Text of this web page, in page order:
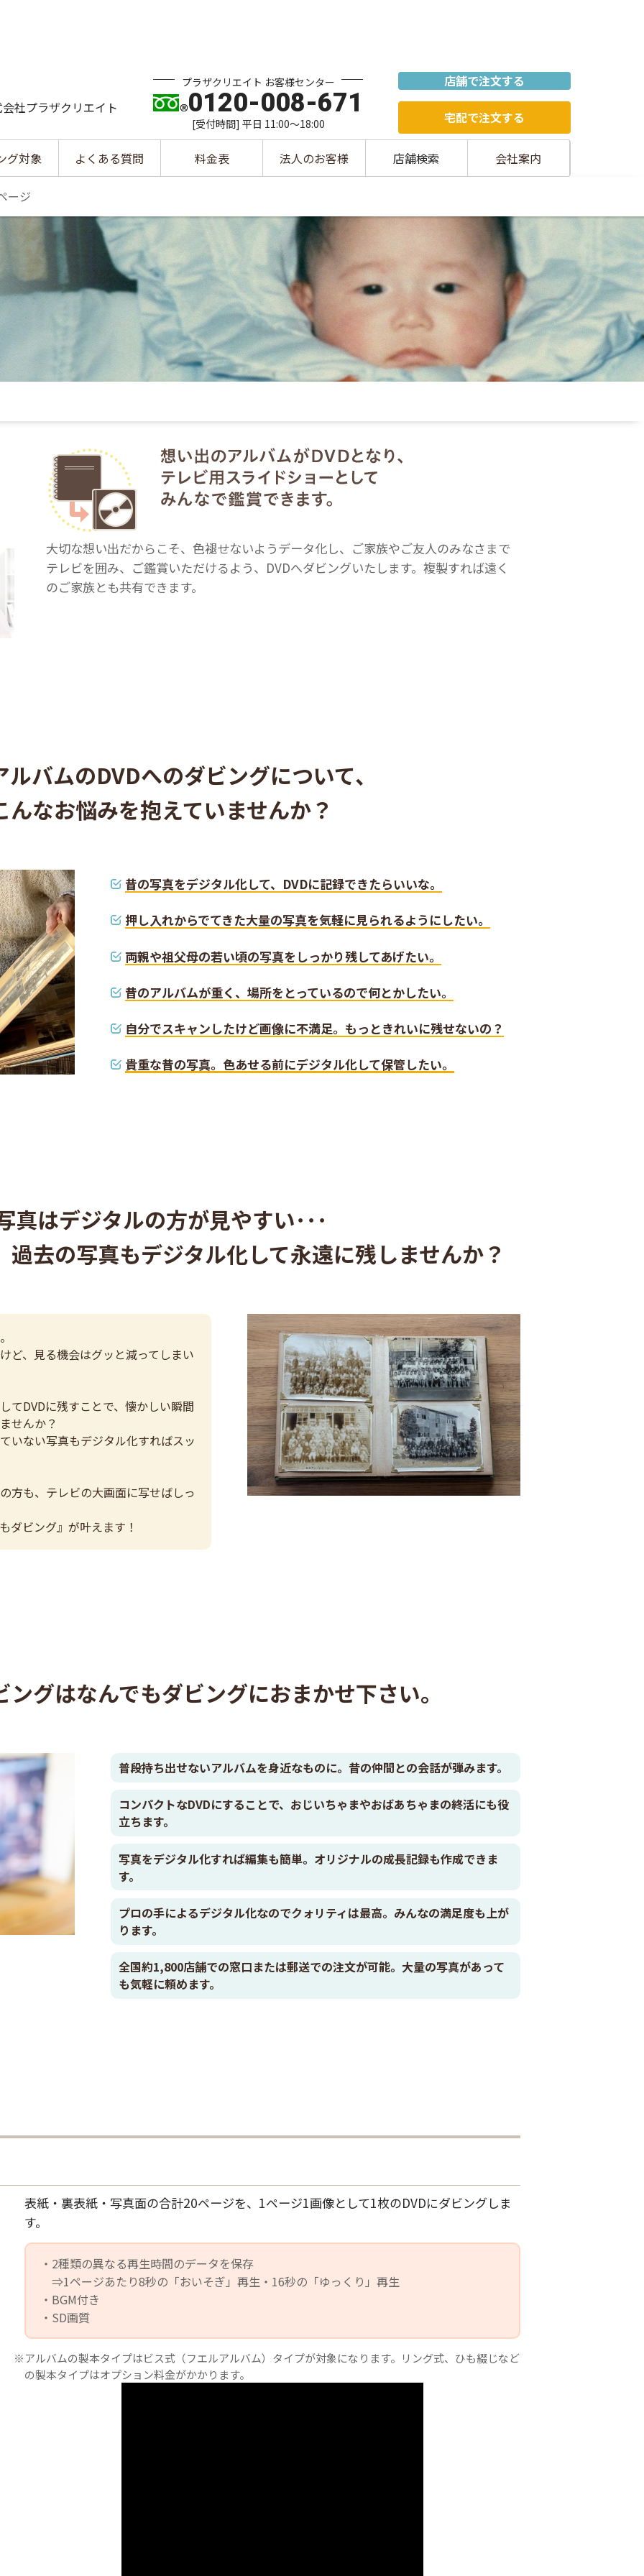
社プラザクリエイト
プラザクリエイト お客様センター
0120-008-671
[受付時間] 平日 11:00～18:00
店舗で注文する
宅配で注文する
グ対象 よくある質問 料金表 法人のお客様 店舗検索 会社案内
ージ
大切な想い出だからこそ、色褪せないようデータ化し、ご家族やご友人のみなさまで
テレビを囲み、ご鑑賞いただけるよう、DVDへダビングいたします。複製すれば遠く
のご家族とも共有できます。
ルバムのDVDへのダビングについて、
んなお悩みを抱えていませんか？
昔の写真をデジタル化して、DVDに記録できたらいいな。
押し入れからでてきた大量の写真を気軽に見られるようにしたい。
両親や祖父母の若い頃の写真をしっかり残してあげたい。
昔のアルバムが重く、場所をとっているので何とかしたい。
自分でスキャンしたけど画像に不満足。もっときれいに残せないの？
貴重な昔の写真。色あせる前にデジタル化して保管したい。
真はデジタルの方が見やすい･･･
去の写真もデジタル化して永遠に残しませんか？
ど、見る機会はグッと減ってしまい
てDVDに残すことで、懐かしい瞬間
せんか？
いない写真もデジタル化すればスッ
方も、テレビの大画面に写せばしっ
ダビング』が叶えます！
グはなんでもダビングにおまかせ下さい。
普段持ち出せないアルバムを身近なものに。昔の仲間との会話が弾みます。
コンパクトなDVDにすることで、おじいちゃまやおばあちゃまの終活にも役
立ちます。
写真をデジタル化すれば編集も簡単。オリジナルの成長記録も作成できま
す。
プロの手によるデジタル化なのでクォリティは最高。みんなの満足度も上が
ります。
全国約1,800店舗での窓口または郵送での注文が可能。大量の写真があって
も気軽に頼めます。
表紙・裏表紙・写真面の合計20ページを、1ページ1画像として1枚のDVDにダビングしま
す。
・2種類の異なる再生時間のデータを保存
⇒1ページあたり8秒の「おいそぎ」再生・16秒の「ゆっくり」再生
・BGM付き
・SD画質
※アルバムの製本タイプはビス式（フエルアルバム）タイプが対象になります。リング式、ひも綴じなど
の製本タイプはオプション料金がかかります。